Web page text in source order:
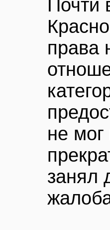
права
не мог
занял